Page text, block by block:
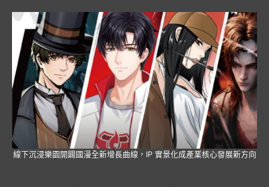
線下沉浸樂園開闢國漫全新增長曲線，IP 實景化成產業核心發展新方向